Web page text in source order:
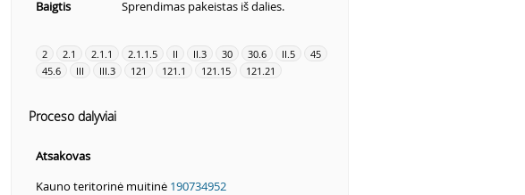
Baigtis
Sprendimas pakeistas iš dalies.
2 2.1 2.1.1 2.1.1.5 II II.3 30 30.6 II.5
45
45.6
III III.3 121 121.1 121.15 121.21
Proceso dalyviai
Atsakovas
Kauno teritorinė muitinė 190734952